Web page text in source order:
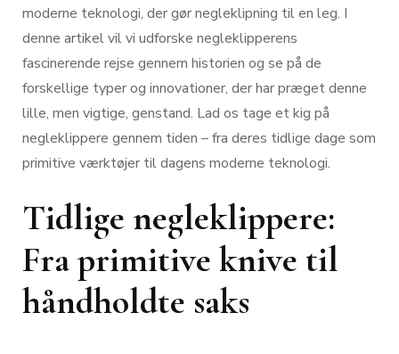
moderne teknologi, der gør negleklipning til en leg. I
denne artikel vil vi udforske negleklipperens
fascinerende rejse gennem historien og se på de
forskellige typer og innovationer, der har præget denne
lille, men vigtige, genstand. Lad os tage et kig på
negleklippere gennem tiden – fra deres tidlige dage som
primitive værktøjer til dagens moderne teknologi.
Tidlige negleklippere:
Fra primitive knive til
håndholdte saks